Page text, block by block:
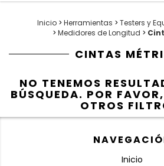
Inicio > Herramientas > Testers y
> Medidores de Longitud >
CINTAS
NO TENEMOS
BÚSQUEDA. POR
OTROS
Inicio